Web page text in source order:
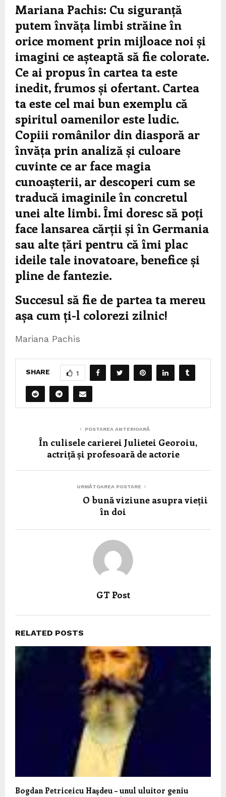
Mariana Pachis: Cu siguranță
putem învăța limbi străine în
orice moment prin mijloace noi și
imagini ce așteaptă să fie colorate.
Ce ai propus în cartea ta este
inedit, frumos și ofertant. Cartea
ta este cel mai bun exemplu că
spiritul oamenilor este ludic.
Copiii românilor din diasporă ar
învăța prin analiză și culoare
cuvinte ce ar face magia
cunoașterii, ar descoperi cum se
traducă imaginile în concretul
unei alte limbi. Îmi doresc să poți
face lansarea cărții și în Germania
sau alte țări pentru că îmi plac
ideile tale inovatoare, benefice și
pline de fantezie.
Succesul să fie de partea ta mereu
așa cum ți-l colorezi zilnic!
Mariana Pachis
SHARE 1
POSTAREA ANTERIOARĂ
În culisele carierei Julietei Georoiu,
actriță și profesoară de actorie
URMĂTOAREA POSTARE
O bună viziune asupra vieții
în doi
GT Post
RELATED POSTS
Bogdan Petriceicu Haşdeu – unul uluitor geniu